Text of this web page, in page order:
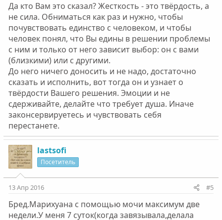
до спазмов в животе ((( Как не обнять его, как донести
жёсткость намерений, уходил сейчас, обняла, как в
последний раз (((( чуть комок сглотнула, а показывать,
понимаю, нельзя ((((
Да кто Вам это сказал? Жесткость - это твёрдость, а
не сила. Обниматься как раз и нужно, чтобы
почувствовать единство с человеком, и чтобы
человек понял, что Вы едины в решении проблемы
с ним и только от него зависит выбор: он с вами
(близкими) или с другими.
До него ничего доносить и не надо, достаточно
сказать и исполнить, вот тогда он и узнает о
твёрдости Вашего решения. Эмоции и не
сдерживайте, делайте что требует душа. Иначе
законсервируетесь и чувствовать себя
перестанете.
lastsofi
Посетитель
13 Апр 2016 #5
Бред.Марихуана с помощью мочи максимум две
недели.У меня 7 суток(когда завязывала,делала